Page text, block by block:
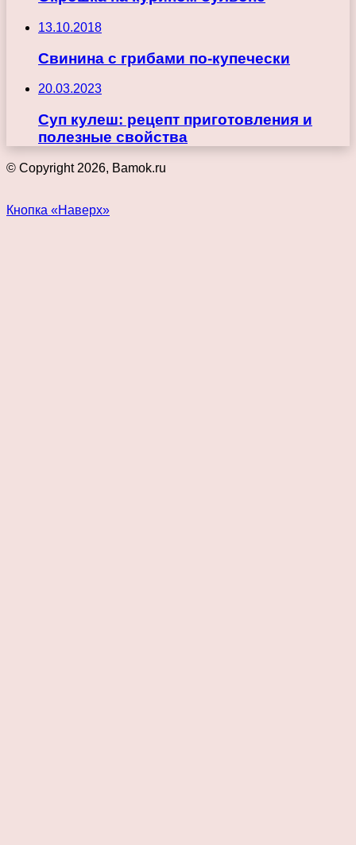
13.10.2018
Свинина с грибами по-купечески
20.03.2023
Суп кулеш: рецепт приготовления и
полезные свойства
© Copyright 2026, Bamok.ru
Кнопка «Наверх»